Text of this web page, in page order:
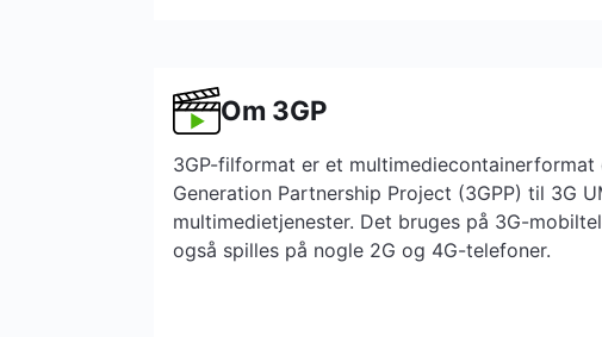
Om 3GP
3GP-filformat er et multimediecontainerformat
Generation Partnership Project (3GPP) til 3G
multimedietjenester. Det bruges på 3G-
også spilles på nogle 2G og 4G-telefoner.